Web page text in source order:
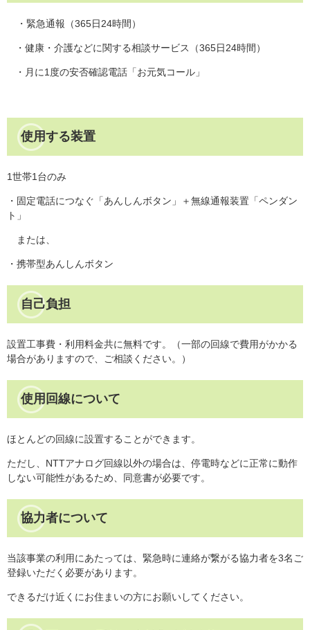
・緊急通報（365日24時間）
・健康・介護などに関する相談サービス（365日24時間）
・月に1度の安否確認電話「お元気コール」
使用する装置
1世帯1台のみ
・固定電話につなぐ「あんしんボタン」＋無線通報装置「ペンダン
ト」
または、
・携帯型あんしんボタン
自己負担
設置工事費・利用料金共に無料です。（一部の回線で費用がかかる
場合がありますので、ご相談ください。）
使用回線について
ほとんどの回線に設置することができます。
ただし、NTTアナログ回線以外の場合は、停電時などに正常に動作
しない可能性があるため、同意書が必要です。
協力者について
当該事業の利用にあたっては、緊急時に連絡が繋がる協力者を3名ご
登録いただく必要があります。
できるだけ近くにお住まいの方にお願いしてください。